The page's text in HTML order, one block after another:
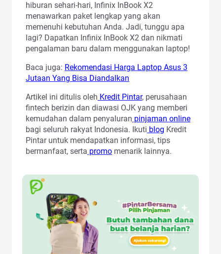
hiburan sehari-hari, Infinix InBook X2
menawarkan paket lengkap yang akan
memenuhi kebutuhan Anda. Jadi, tunggu apa
lagi? Dapatkan Infinix InBook X2 dan nikmati
pengalaman baru dalam menggunakan laptop!
Baca juga: Rekomendasi Harga Laptop Asus 3
Jutaan Yang Bisa Diandalkan
Artikel ini ditulis oleh Kredit Pintar, perusahaan
fintech berizin dan diawasi OJK yang memberi
kemudahan dalam penyaluran pinjaman online
bagi seluruh rakyat Indonesia. Ikuti blog Kredit
Pintar untuk mendapatkan informasi, tips
bermanfaat, serta promo menarik lainnya.